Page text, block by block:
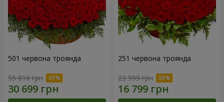
501 червона троянда
55 816 грн
251 червона троянда
23 999 грн